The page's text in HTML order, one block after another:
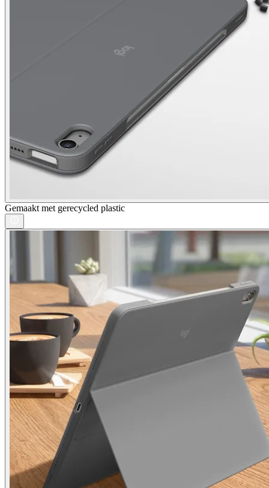
Gemaakt met gerecycled plastic